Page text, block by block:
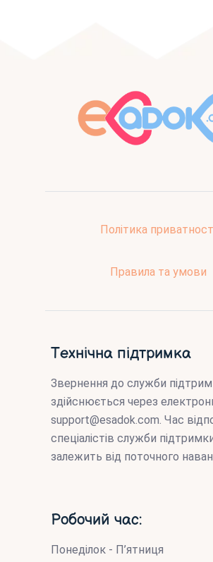
Політика
Правила та умови
Технічна підтримка
Звернення до служби
здійснюється через
support@esadok.com . Час
спеціалістів служби
залежить від поточного
Робочий час:
Понеділок - П’ятниця